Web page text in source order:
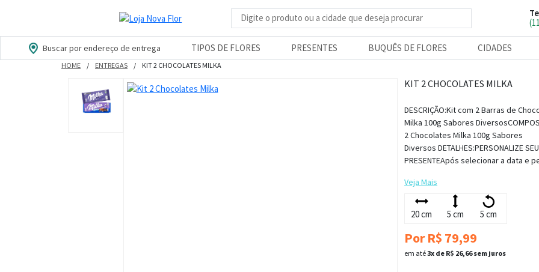
Busca de produtos
Buscar por endereço de entrega TIPOS DE FLORES PRESENTES BUQUÊS DE FLORES CIDADES
HOME ENTREGAS KIT 2 CHOCOLATES MILKA
KIT 2 CHOCOLATES MILKA
DESCRIÇÃO:Kit com 2 Barras de
Milka 100g Sabores
2 Chocolates Milka 100g Sabores
Diversos DETALHES:PERSONALIZE SEU
PRESENTEApós selecionar a data e
Veja Mais
20 cm 5 cm 5 cm
Por R$ 79,99
em até3x de R$ 26,66 sem juros